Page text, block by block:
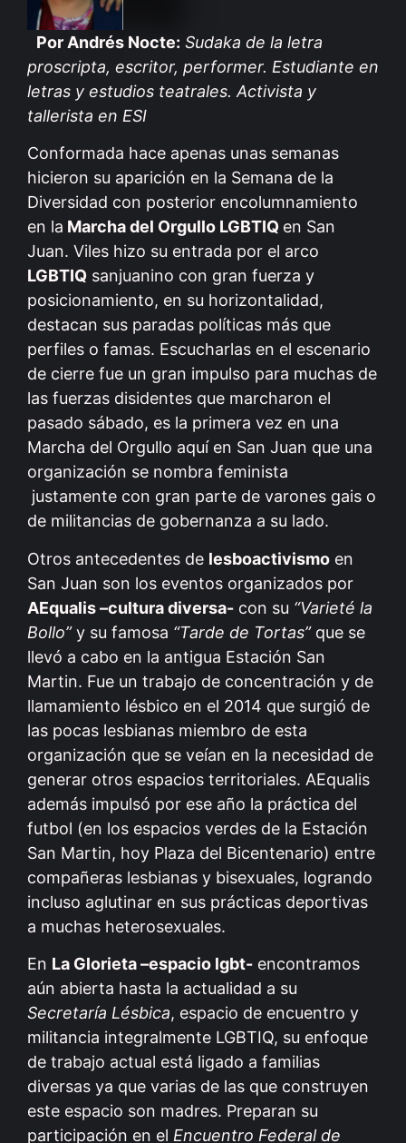
Por Andrés Nocte: Sudaka de la letra
proscripta, escritor, performer. Estudiante en
letras y estudios teatrales. Activista y
tallerista en ESI
Conformada hace apenas unas semanas
hicieron su aparición en la Semana de la
Diversidad con posterior encolumnamiento
en la Marcha del Orgullo LGBTIQ en San
Juan. Viles hizo su entrada por el arco
LGBTIQ sanjuanino con gran fuerza y
posicionamiento, en su horizontalidad,
destacan sus paradas políticas más que
perfiles o famas. Escucharlas en el escenario
de cierre fue un gran impulso para muchas de
las fuerzas disidentes que marcharon el
pasado sábado, es la primera vez en una
Marcha del Orgullo aquí en San Juan que una
organización se nombra feminista
justamente con gran parte de varones gais o
de militancias de gobernanza a su lado.
Otros antecedentes de lesboactivismo en
San Juan son los eventos organizados por
AEqualis –cultura diversa- con su “Varieté la
Bollo”y su famosa “Tarde de Tortas”que se
llevó a cabo en la antigua Estación San
Martin. Fue un trabajo de concentración y de
llamamiento lésbico en el 2014 que surgió de
las pocas lesbianas miembro de esta
organización que se veían en la necesidad de
generar otros espacios territoriales. AEqualis
además impulsó por ese año la práctica del
futbol (en los espacios verdes de la Estación
San Martin, hoy Plaza del Bicentenario) entre
compañeras lesbianas y bisexuales, logrando
incluso aglutinar en sus prácticas deportivas
a muchas heterosexuales.
En La Glorieta –espacio lgbt- encontramos
aún abierta hasta la actualidad a su
Secretaría Lésbica, espacio de encuentro y
militancia integralmente LGBTIQ, su enfoque
de trabajo actual está ligado a familias
diversas ya que varias de las que construyen
este espacio son madres. Preparan su
participación en el Encuentro Federal de